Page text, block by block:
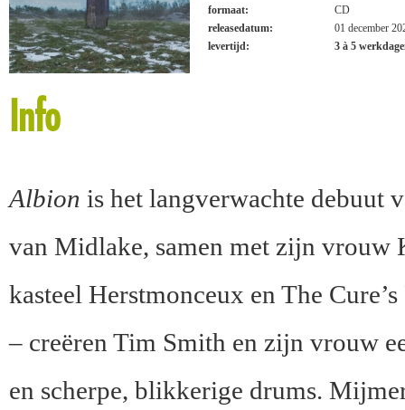
formaat:
CD
releasedatum:
01 december
levertijd:
3 à 5
Info
Albion is het langverwachte debuut
van Midlake, samen met zijn
kasteel Herstmonceux en The
– creëren Tim Smith en zijn vrouw
en scherpe, blikkerige drums.